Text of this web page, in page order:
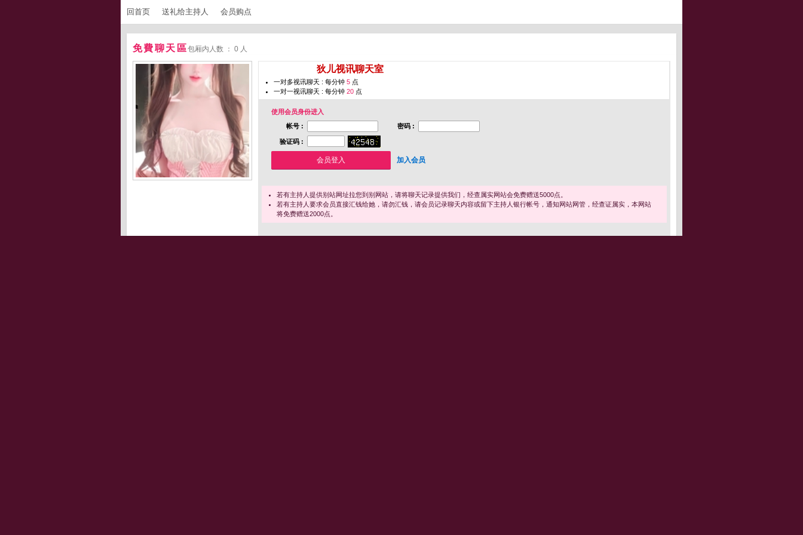
回首页 送礼给主持人 会员购点
免費聊天區包厢内人数 ： 0 人
狄儿视讯聊天室
一对多视讯聊天 : 每分钟 5 点
一对一视讯聊天 : 每分钟 20 点
使用会员身份进入
帐号 :
密码 :
验证码 :
加入会员
若有主持人提供别站网址拉您到别网站，请将聊天记录提供我们，经查属实网站会免费赠送5000点。
若有主持人要求会员直接汇钱给她，请勿汇钱，请会员记录聊天内容或留下主持人银行帐号，通知网站网管，经查证属实，本网站
将免费赠送2000点。